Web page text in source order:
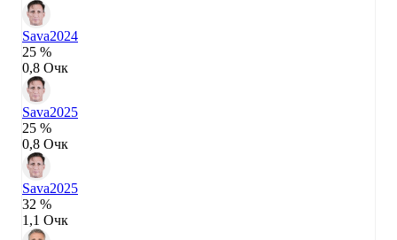
Sava2024
25 %
0,8 Очк
Sava2025
25 %
0,8 Очк
Sava2025
32 %
1,1 Очк